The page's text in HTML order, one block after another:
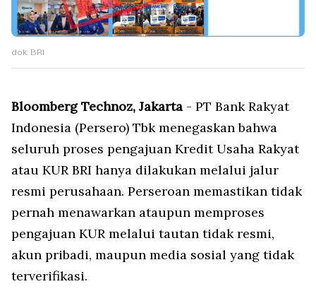
dok. BRI
Bloomberg Technoz, Jakarta - PT Bank Rakyat
Indonesia (Persero) Tbk menegaskan bahwa
seluruh proses pengajuan Kredit Usaha Rakyat
atau KUR BRI hanya dilakukan melalui jalur
resmi perusahaan. Perseroan memastikan tidak
pernah menawarkan ataupun memproses
pengajuan KUR melalui tautan tidak resmi,
akun pribadi, maupun media sosial yang tidak
terverifikasi.